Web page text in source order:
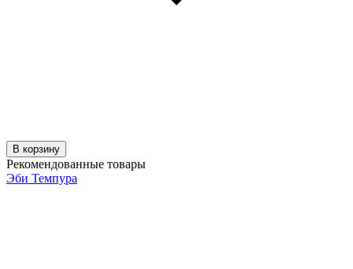
В корзину
Рекомендованные товары
Эби Темпура